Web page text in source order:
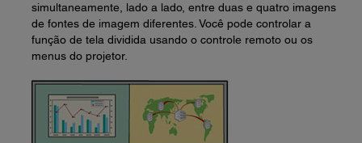
simultaneamente, lado a lado, entre duas e quatro imagens
de fontes de imagem diferentes. Você pode controlar a
função de tela dividida usando o controle remoto ou os
menus do projetor.